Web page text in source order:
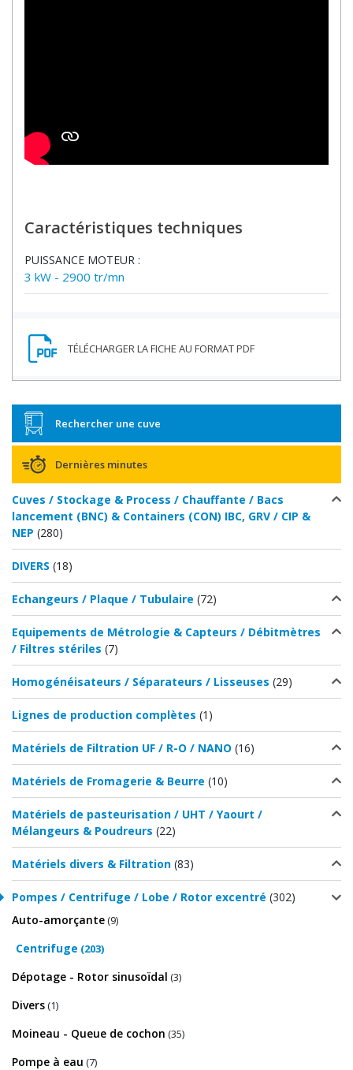
Rechercher une cuve
Dernières minutes
Cuves / Stockage & Process / Chauffante / Bacs
lancement (BNC) & Containers (CON) IBC, GRV / CIP &
NEP (280)
DIVERS (18)
Echangeurs / Plaque / Tubulaire (72)
Equipements de Métrologie & Capteurs / Débitmètres
/ Filtres stériles (7)
Homogénéisateurs / Séparateurs / Lisseuses (29)
Lignes de production complètes (1)
Matériels de Filtration UF / R-O / NANO (16)
Matériels de Fromagerie & Beurre (10)
Matériels de pasteurisation / UHT / Yaourt /
Mélangeurs & Poudreurs (22)
Matériels divers & Filtration (83)
Pompes / Centrifuge / Lobe / Rotor excentré (302)
Auto-amorçante(9)
Centrifuge (203)
Dépotage - Rotor sinusoïdal (3)
Divers(1)
Moineau - Queue de cochon (35)
Pompe à eau (7)
Caractéristiques techniques
PUISSANCE MOTEUR :
3 kW - 2900 tr/mn